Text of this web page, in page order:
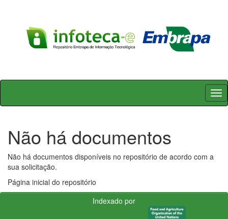
Skip
Não há documentos
Não há documentos disponíveis no repositório de acordo com a
sua solicitação.
Página inicial do repositório
Indexado por